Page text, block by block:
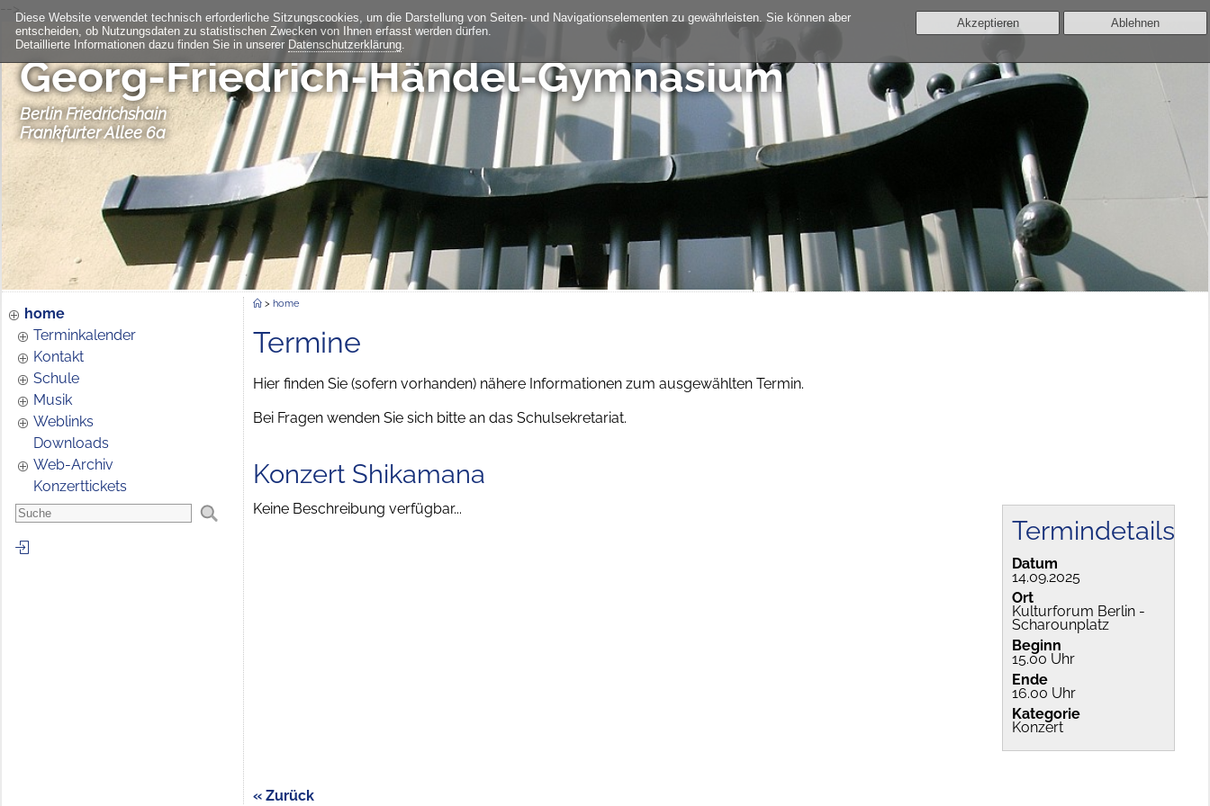
Diese Website verwendet technisch erforderliche Sitzungscookies, um die Darstellung von Seiten- und Navigationselementen zu gewährleisten. Sie können aber
entscheiden, ob Nutzungsdaten zu statistischen Zwecken von Ihnen erfasst werden dürfen.
Detaillierte Informationen dazu finden Sie in unserer Datenschutzerklärung.
Akzeptieren Ablehnen
-->
Georg-Friedrich-Händel-Gymnasium
Berlin Friedrichshain
Frankfurter Allee 6a
home
Terminkalender
Kontakt
Schule
Musik
Weblinks
Downloads
Web-Archiv
Konzerttickets
> home
Termine
Hier finden Sie (sofern vorhanden) nähere Informationen zum ausgewählten Termin.
Bei Fragen wenden Sie sich bitte an das Schulsekretariat.
Konzert Shikamana
Termindetails
Datum
14.09.2025
Ort
Kulturforum Berlin -
Scharounplatz
Beginn
15.00 Uhr
Ende
16.00 Uhr
Kategorie
Konzert
Keine Beschreibung verfügbar...
« Zurück